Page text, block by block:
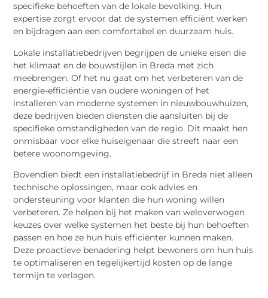
specifieke behoeften van de lokale bevolking. Hun
expertise zorgt ervoor dat de systemen efficiënt werken
en bijdragen aan een comfortabel en duurzaam huis.
Lokale installatiebedrijven begrijpen de unieke eisen die
het klimaat en de bouwstijlen in Breda met zich
meebrengen. Of het nu gaat om het verbeteren van de
energie-efficiëntie van oudere woningen of het
installeren van moderne systemen in nieuwbouwhuizen,
deze bedrijven bieden diensten die aansluiten bij de
specifieke omstandigheden van de regio. Dit maakt hen
onmisbaar voor elke huiseigenaar die streeft naar een
betere woonomgeving.
Bovendien biedt een installatiebedrijf in Breda niet alleen
technische oplossingen, maar ook advies en
ondersteuning voor klanten die hun woning willen
verbeteren. Ze helpen bij het maken van weloverwogen
keuzes over welke systemen het beste bij hun behoeften
passen en hoe ze hun huis efficiënter kunnen maken.
Deze proactieve benadering helpt bewoners om hun huis
te optimaliseren en tegelijkertijd kosten op de lange
termijn te verlagen.